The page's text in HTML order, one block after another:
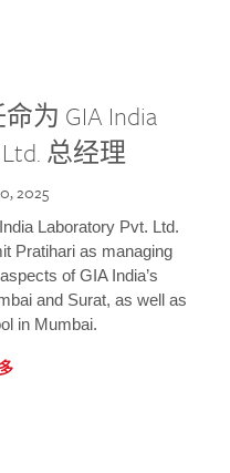
为 GIA India
总经理
2025
Laboratory Pvt. Ltd.
Pratihari as managing
of GIA India’s
and Surat, as well as
in Mumbai.